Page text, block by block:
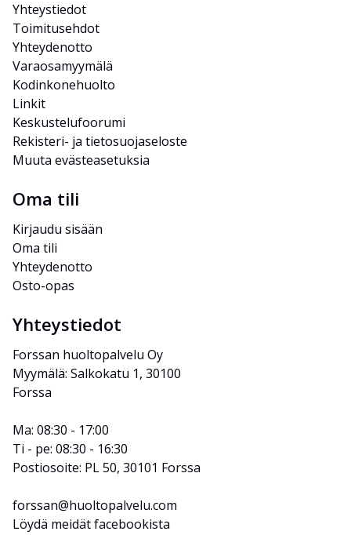
Yhteystiedot
Toimitusehdot
Yhteydenotto
Varaosamyymälä
Kodinkonehuolto
Linkit
Keskustelufoorumi
Rekisteri- ja tietosuojaseloste
Muuta evästeasetuksia
Oma tili
Kirjaudu sisään
Oma tili
Yhteydenotto
Osto-opas
Yhteystiedot
Forssan huoltopalvelu Oy
Myymälä: Salkokatu 1, 30100
Forssa
Ma: 08:30 - 17:00
Ti - pe: 08:30 - 16:30
Postiosoite: PL 50, 30101 Forssa
forssan@huoltopalvelu.com
Löydä meidät facebookista